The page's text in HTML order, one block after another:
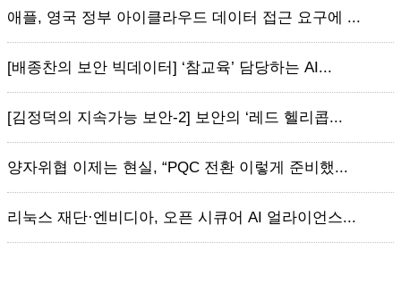
애플, 영국 정부 아이클라우드 데이터 접근 요구에 ...
[배종찬의 보안 빅데이터] ‘참교육’ 담당하는 AI...
[김정덕의 지속가능 보안-2] 보안의 ‘레드 헬리콥...
양자위협 이제는 현실, “PQC 전환 이렇게 준비했...
리눅스 재단·엔비디아, 오픈 시큐어 AI 얼라이언스...